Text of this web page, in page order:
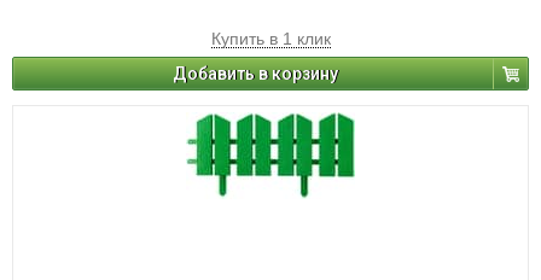
Купить в 1 клик
Добавить в корзину